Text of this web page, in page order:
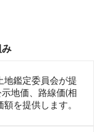
み
地鑑定委員会が提
地価、路線価(相
を提供します。